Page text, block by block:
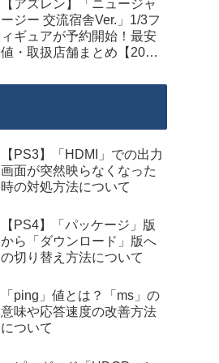
料配布が来週2026年8月14
日午前0時までの期間限定
で開始！
【アズレン】「ニュージャ
ージー 交流宿舎Ver.」1/3フ
ィギュアが予約開始！最安
値・取扱店舗まとめ【2027
【PS3】「HDMI」での出力
画面が突然映らなくなった
時の対処方法について
【PS4】「パッケージ」版
から「ダウンロード」版へ
の切り替え方法について
「ping」値とは？「ms」の
意味や応答速度の改善方法
について